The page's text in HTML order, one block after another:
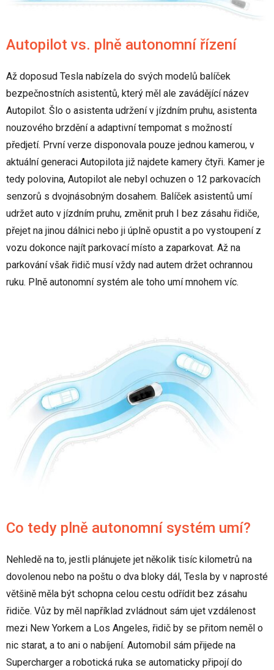
Autopilot vs. plně autonomní řízení
Až doposud Tesla nabízela do svých modelů balíček
bezpečnostních asistentů, který měl ale zavádějící název
Autopilot. Šlo o asistenta udržení v jízdním pruhu, asistenta
nouzového brzdění a adaptivní tempomat s možností
předjetí. První verze disponovala pouze jednou kamerou, v
aktuální generaci Autopilota již najdete kamery čtyři. Kamer je
tedy polovina, Autopilot ale nebyl ochuzen o 12 parkovacích
senzorů s dvojnásobným dosahem. Balíček asistentů umí
udržet auto v jízdním pruhu, změnit pruh I bez zásahu řidiče,
přejet na jinou dálnici nebo ji úplně opustit a po vystoupení z
vozu dokonce najít parkovací místo a zaparkovat. Až na
parkování však řidič musí vždy nad autem držet ochrannou
ruku. Plně autonomní systém ale toho umí mnohem víc.
Co tedy plně autonomní systém umí?
Nehledě na to, jestli plánujete jet několik tisíc kilometrů na
dovolenou nebo na poštu o dva bloky dál, Tesla by v naprosté
většině měla být schopna celou cestu odřídit bez zásahu
řidiče. Vůz by měl například zvládnout sám ujet vzdálenost
mezi New Yorkem a Los Angeles, řidič by se přitom neměl o
nic starat, a to ani o nabíjení. Automobil sám přijede na
Supercharger a robotická ruka se automaticky připojí do